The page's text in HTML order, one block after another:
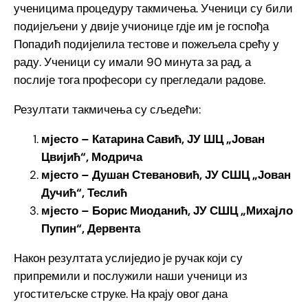
ученицима процедуру такмичења. Ученици су били
подијељени у двије учионице гдје им је госпођа
Попадић подијелила тестове и пожељела срећу у
раду. Ученици су имали 90 минута за рад, а
послије тога професори су прегледали радове.
Резултати такмичења су сљедећи:
мјесто – Катарина Савић, ЈУ ШЦ „Јован
Цвијић“, Модрича
мјесто – Душан Стевановић, ЈУ СШЦ „Јован
Дучић“, Теслић
мјесто – Борис Миоданић, ЈУ СШЦ „Михајло
Пупин“, Дервента
Након резултата услиједио је ручак који су
припремили и послужили наши ученици из
угоститељске струке. На крају овог дана